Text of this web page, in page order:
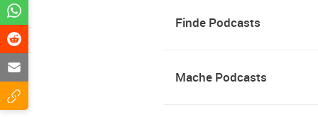
Finde Podcasts
Mache Podcasts